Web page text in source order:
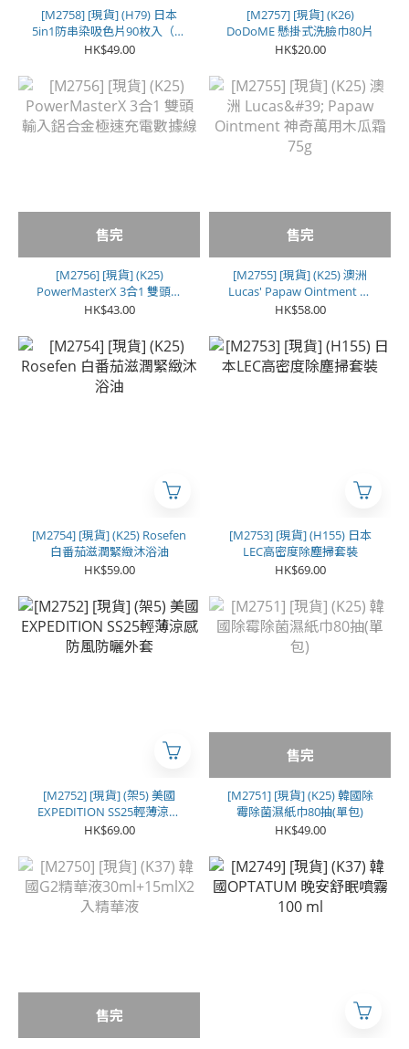
[M2758] [現貨] (H79) 日本
5in1防串染吸色片90枚入（一
套2盒）
HK$49.00
[M2757] [現貨] (K26)
DoDoME 懸掛式洗臉巾80片
HK$20.00
售完
[M2756] [現貨] (K25)
PowerMasterX 3合1 雙頭輸
入鋁合金極速充電數據線
HK$43.00
售完
[M2755] [現貨] (K25) 澳洲
Lucas' Papaw Ointment 神
奇萬用木瓜霜 75g
HK$58.00
[M2754] [現貨] (K25) Rosefen
白番茄滋潤緊緻沐浴油
HK$59.00
[M2753] [現貨] (H155) 日本
LEC高密度除塵掃套裝
HK$69.00
[M2752] [現貨] (架5) 美國
EXPEDITION SS25輕薄涼感
防風防曬外套
HK$69.00
售完
[M2751] [現貨] (K25) 韓國除
霉除菌濕紙巾80抽(單包)
HK$49.00
售完